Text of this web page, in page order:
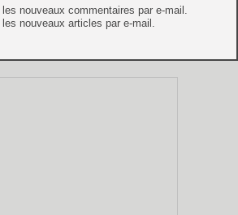
nouveaux commentaires par e-mail.
nouveaux articles par e-mail.